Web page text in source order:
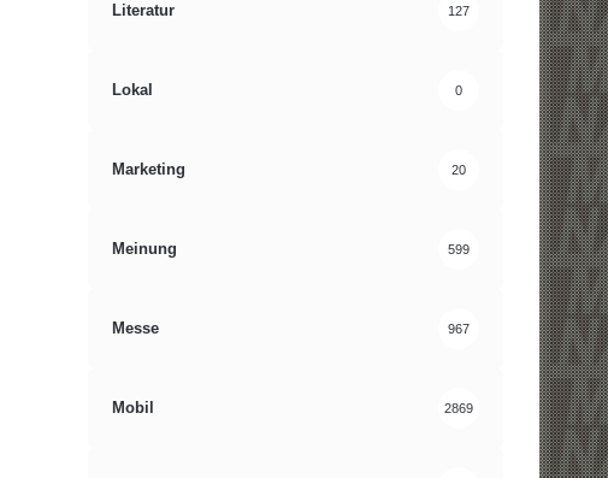
Literatur 127
Lokal 0
Marketing 20
Meinung 599
Messe 967
Mobil 2869